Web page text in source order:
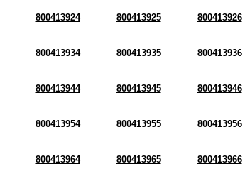
800413924 800413925 800413926
800413934 800413935 800413936
800413944 800413945 800413946
800413954 800413955 800413956
800413964 800413965 800413966